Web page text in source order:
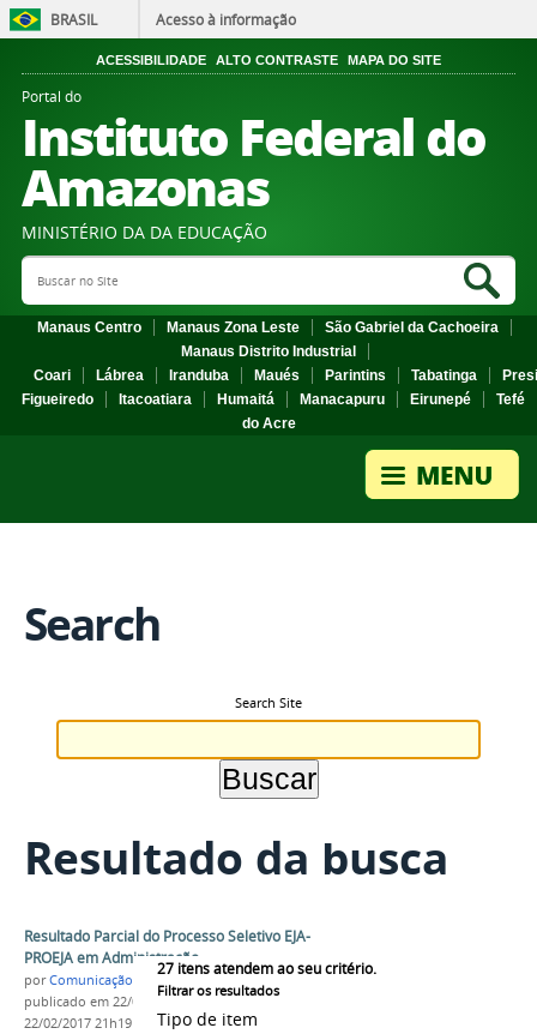
BRASIL Acesso à informação
ACESSIBILIDADE ALTO CONTRASTE MAPA DO SITE
Portal do
Instituto Federal do
Amazonas
MINISTÉRIO DA DA EDUCAÇÃO
Search Site
Manaus Centro Manaus Zona Leste
São Gabriel da Cachoeira
Manaus Distrito Industrial
Coari
Lábrea Iranduba Maués Parintins Tabatinga
Figueiredo
Itacoatiara Humaitá Manacapuru Eirunepé
Tefé
do Acre
Search
Search Site
Resultado da busca
27 itens atendem ao seu critério.
Filtrar os resultados
Tipo de item
Resultado Parcial do Processo Seletivo EJA-
PROEJA em Administração
porComunicação COARI
publicado em 22/02/2017—última modificação
22/02/2017 21h19